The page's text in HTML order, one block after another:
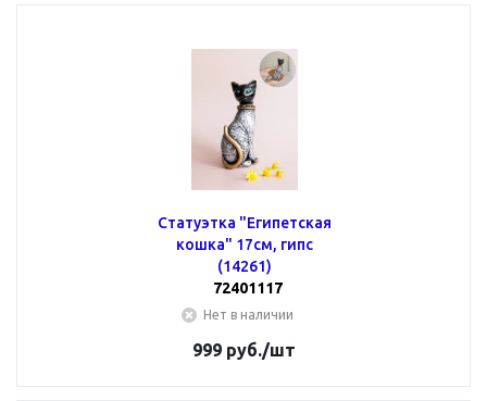
Статуэтка "Египетская
кошка" 17см, гипс
(14261)
72401117
Нет в наличии
999 руб./шт